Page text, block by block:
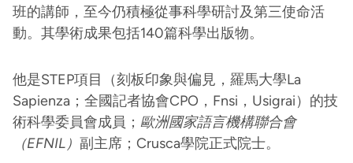
班的講師，至今仍積極從事科學研討及第三使命活
動。其學術成果包括140篇科學出版物。
他是STEP項目（刻板印象與偏見，羅馬大學La
Sapienza；全國記者協會CPO，Fnsi，Usigrai）的技
術科學委員會成員； 歐洲國家語言機構聯合會
（EFNIL） 副主席；Crusca學院正式院士。